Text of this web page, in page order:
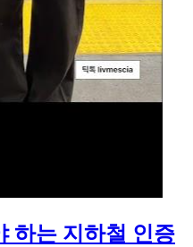
하는 지하철 인증